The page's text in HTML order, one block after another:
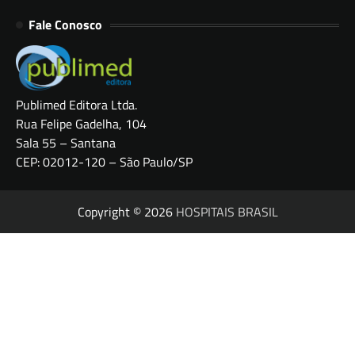
Fale Conosco
Publimed Editora Ltda.
Rua Felipe Gadelha, 104
Sala 55 – Santana
CEP: 02012-120 – São Paulo/SP
Copyright © 2026 HOSPITAIS BRASIL